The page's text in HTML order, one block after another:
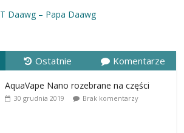
T Daawg – Papa Daawg
Ostatnie Komentarze
AquaVape Nano rozebrane na części
30 grudnia 2019 Brak komentarzy